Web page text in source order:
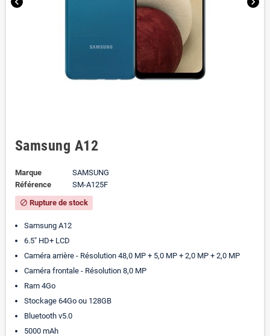
Samsung A12
Marque
SAMSUNG
Référence
SM-A125F
block Rupture de stock
Samsung A12
6.5" HD+ LCD
Caméra arrière - Résolution 48,0 MP + 5,0 MP + 2,0 MP + 2,0 MP
Caméra frontale - Résolution 8,0 MP
Ram 4Go
Stockage 64Go ou 128GB
Bluetooth v5.0
5000 mAh